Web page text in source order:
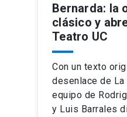
Bernarda: la
clásico y
Teatro UC
Con un texto
desenlace de La
equipo de
y Luis Barrales